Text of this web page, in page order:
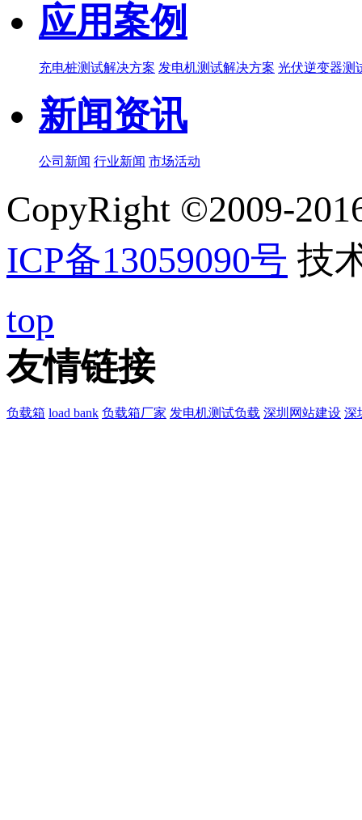
应用案例
充电桩测试解决方案 发电机测试解决方案 光伏逆变器测
新闻资讯
公司新闻 行业新闻 市场活动
CopyRight ©2009-
ICP备13059090号 技
top
友情链接
负载箱 load bank 负载箱厂家 发电机测试负载 深圳网站建设 深